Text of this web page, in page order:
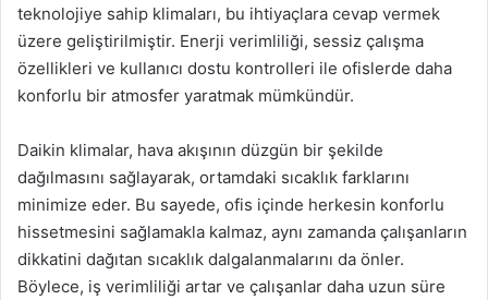
teknolojiye sahip klimaları, bu ihtiyaçlara cevap vermek
üzere geliştirilmiştir. Enerji verimliliği, sessiz çalışma
özellikleri ve kullanıcı dostu kontrolleri ile ofislerde daha
konforlu bir atmosfer yaratmak mümkündür.
Daikin klimalar, hava akışının düzgün bir şekilde
dağılmasını sağlayarak, ortamdaki sıcaklık farklarını
minimize eder. Bu sayede, ofis içinde herkesin konforlu
hissetmesini sağlamakla kalmaz, aynı zamanda çalışanların
dikkatini dağıtan sıcaklık dalgalanmalarını da önler.
Böylece, iş verimliliği artar ve çalışanlar daha uzun süre